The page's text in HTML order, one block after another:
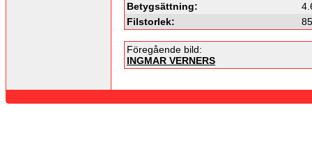
Betygsättning:
Filstorlek:
Föregående bild:
INGMAR VERNERS